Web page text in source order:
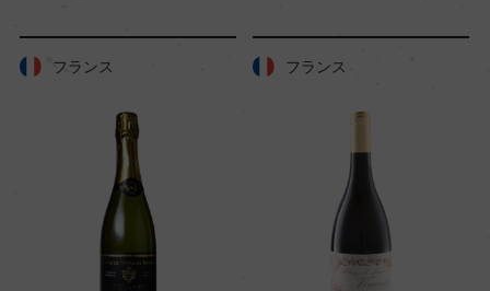
フランス フランス